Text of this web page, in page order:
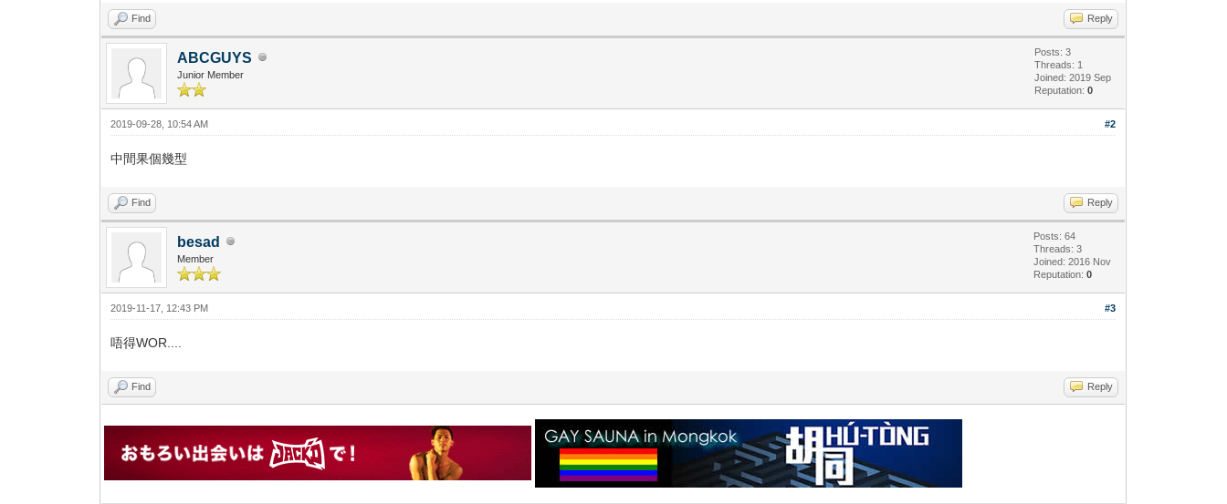
Find Reply
ABCGUYS
Junior Member
Posts: 3
Threads: 1
Joined: 2019 Sep
Reputation:0
#2
2019-09-28, 10:54 AM
中間果個幾型
Find Reply
besad
Member
Posts: 64
Threads: 3
Joined: 2016 Nov
Reputation:0
#3
2019-11-17, 12:43 PM
唔得WOR....
Find Reply